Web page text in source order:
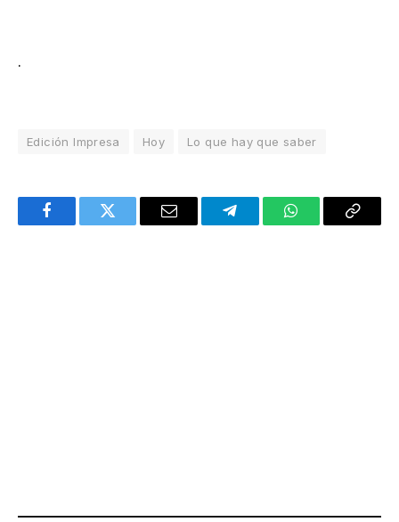
.
Edición Impresa Hoy Lo que hay que saber
FacebookTwitter Email TelegramWhatsAppCopy